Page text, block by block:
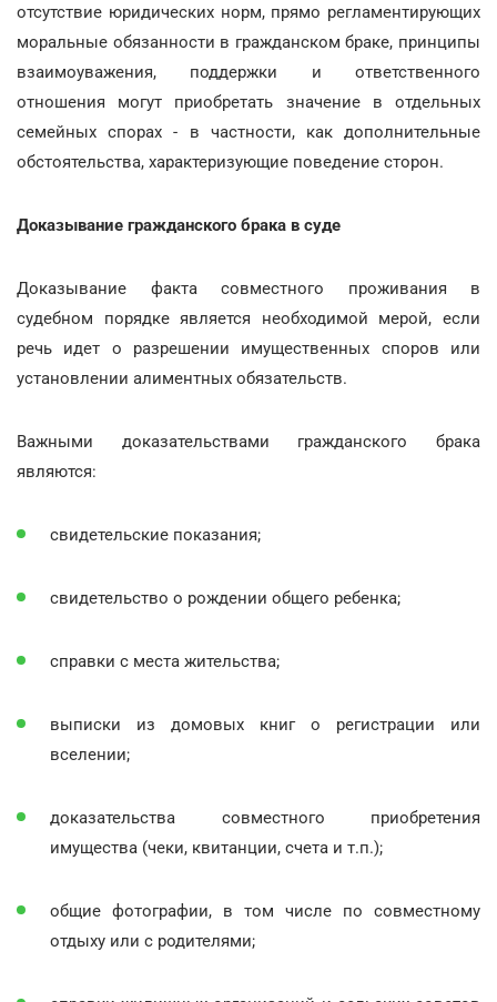
отсутствие юридических норм, прямо регламентирующих
моральные обязанности в гражданском браке, принципы
взаимоуважения, поддержки и ответственного
отношения могут приобретать значение в отдельных
семейных спорах - в частности, как дополнительные
обстоятельства, характеризующие поведение сторон.
Доказывание гражданского брака в суде
Доказывание факта совместного проживания в
судебном порядке является необходимой мерой, если
речь идет о разрешении имущественных споров или
установлении алиментных обязательств.
Важными доказательствами гражданского брака
являются:
свидетельские показания;
свидетельство о рождении общего ребенка;
справки с места жительства;
выписки из домовых книг о регистрации или
вселении;
доказательства совместного приобретения
имущества (чеки, квитанции, счета и т.п.);
общие фотографии, в том числе по совместному
отдыху или с родителями;